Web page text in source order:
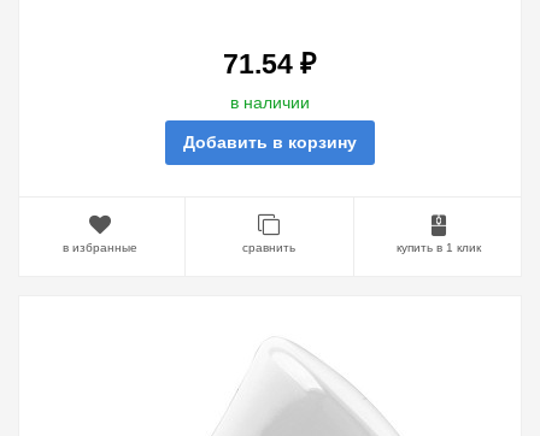
71.54 ₽
в наличии
Добавить в корзину
в избранные сравнить купить в 1 клик